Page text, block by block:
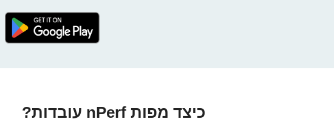
כיצד מפות nPerf עובדות?